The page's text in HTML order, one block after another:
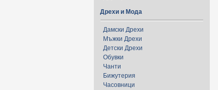
Дрехи и Мода
Дамски Дрехи
Мъжки Дрехи
Детски Дрехи
Обувки
Чанти
Бижутерия
Часовници